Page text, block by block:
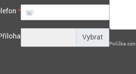
*
Políčka